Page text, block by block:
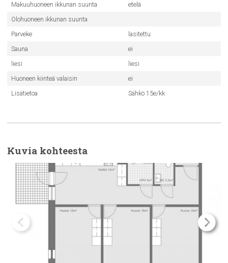
Makuuhuoneen ikkunan suunta
etelä
Olohuoneen ikkunan suunta
Parveke
lasitettu
Sauna
ei
liesi
liesi
Huoneen kiinteä valaisin
ei
Lisätietoa
Sähkö 15e/kk
Kuvia kohteesta